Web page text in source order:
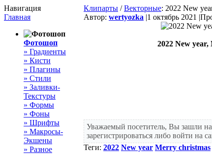
Навигация
Главная
Фотошоп
» Градиенты
» Кисти
» Плагины
» Стили
» Заливки-
Текстуры
» Формы
» Фоны
» Шрифты
» Макросы-
Экшены
» Разное
Клипарты /Векторные: 2022 New
Автор: wertyozka |1 октябрь 2021 |
2022 New
Уважаемый посетитель, Вы зашли
зарегистрироваться либо войти на
Теги: 2022 New year Merry christmas